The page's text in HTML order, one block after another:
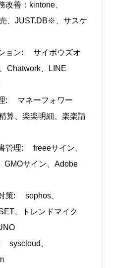
改善：kintone、
、JUST.DB※、サスケ
ョン: サイボウズオ
Chatwork、LINE
: マネーフォワー
算、楽楽明細、楽楽請
管理: freeeサイン、
GMOサイン、Adobe
策: sophos、
、トレンドマイク
syscloud、